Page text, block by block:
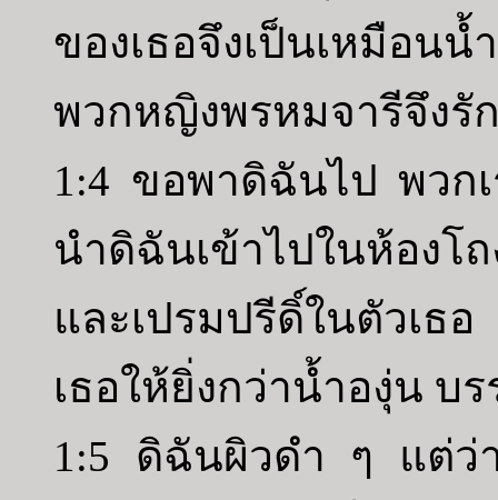
ของเธอจึงเป็นเหมือน
พวกหญิงพรหมจารีจึงรั
1:4 ขอพาดิฉันไป พวก
นำดิฉันเข้าไปในห้องโ
และเปรมปรีดิ์ในตัวเธ
เธอให้ยิ่งกว่าน้ำองุ่น บ
1:5 ดิฉันผิวดำ ๆ แต่ว่